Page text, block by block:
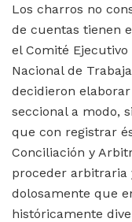
Los charros no
de cuentas tienen
el Comité Ejecutivo
Nacional de
decidieron
seccional a modo,
que con registrar
Conciliación y
proceder arbitraria
dolosamente que
históricamente